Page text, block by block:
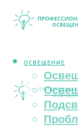
ОСВЕЩЕНИЕ